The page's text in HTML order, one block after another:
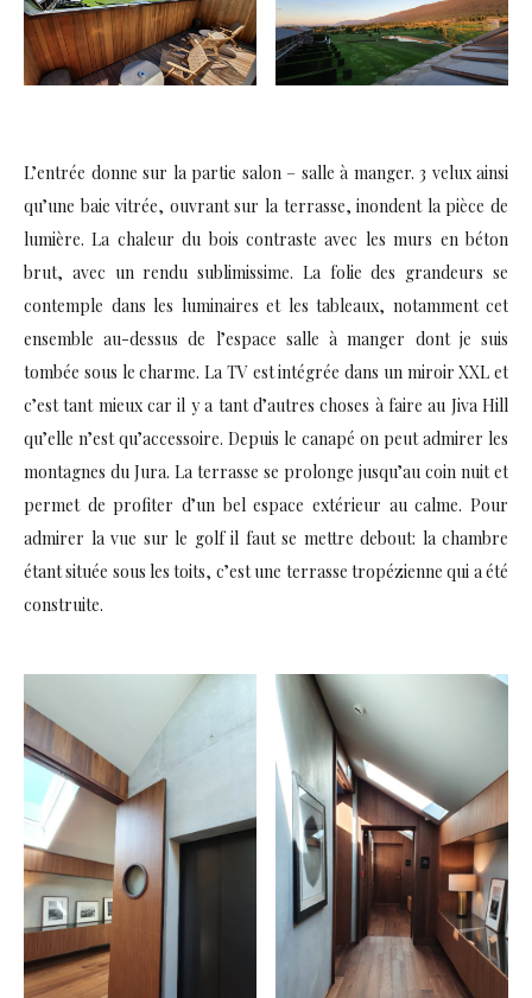
L’entrée donne sur la partie salon – salle à manger. 3 velux ainsi
qu’une baie vitrée, ouvrant sur la terrasse, inondent la pièce de
lumière. La chaleur du bois contraste avec les murs en béton
brut, avec un rendu sublimissime. La folie des grandeurs se
contemple dans les luminaires et les tableaux, notamment cet
ensemble au-dessus de l’espace salle à manger dont je suis
tombée sous le charme. La TV est intégrée dans un miroir XXL et
c’est tant mieux car il y a tant d’autres choses à faire au Jiva Hill
qu’elle n’est qu’accessoire. Depuis le canapé on peut admirer les
montagnes du Jura. La terrasse se prolonge jusqu’au coin nuit et
permet de profiter d’un bel espace extérieur au calme. Pour
admirer la vue sur le golf il faut se mettre debout: la chambre
étant située sous les toits, c’est une terrasse tropézienne qui a été
construite.